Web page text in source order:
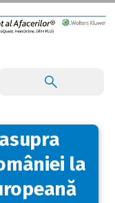
la